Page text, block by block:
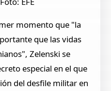
momento que "la
que las vidas
Zelenski se
especial en el que
del desfile militar en